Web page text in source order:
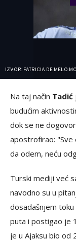
IZVOR: PATRICIA DE MELO
Na taj način Tadić
budućim
dok se ne
apostrofirao: "Sve
da odem, neću
Turski mediji već
navodno su u
dosadašnjem
puta i postigao je
je u Ajaksu bio od